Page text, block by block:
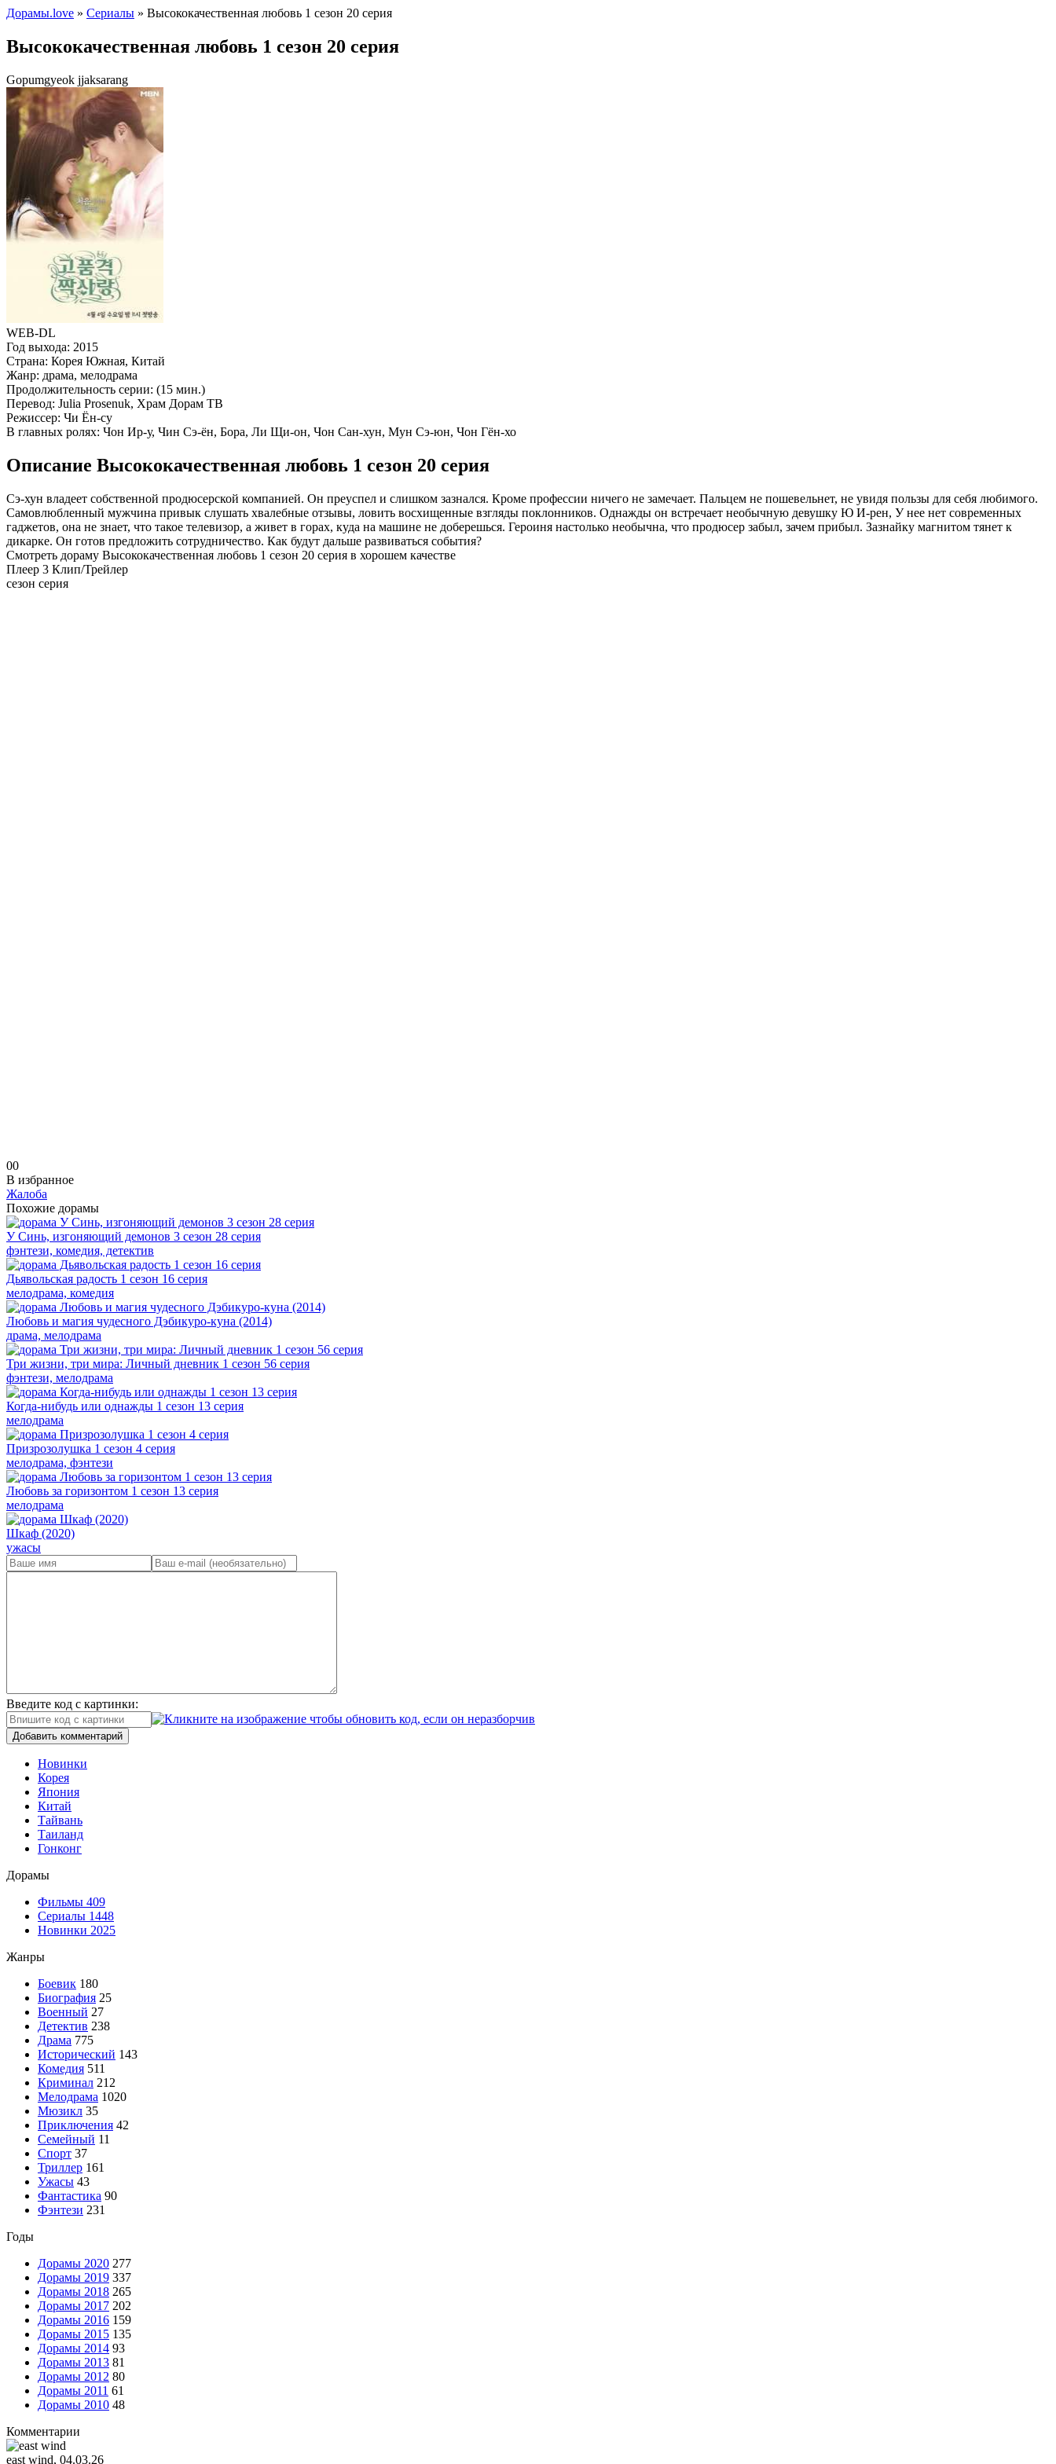
Дорамы.love » Сериалы » Высококачественная любовь 1 сезон 20 серия
Высококачественная любовь 1 сезон 20 серия
Gopumgyeok jjaksarang
WEB-DL
Год выхода: 2015
Страна: Корея Южная, Китай
Жанр: драма, мелодрама
Продолжительность серии: (15 мин.)
Перевод: Julia Prosenuk, Храм Дорам ТВ
Режиссер: Чи Ён-су
В главных ролях: Чон Ир-у, Чин Сэ-ён, Бора, Ли Щи-он, Чон Сан-хун, Мун Сэ-юн, Чон Гён-хо
Описание Высококачественная любовь 1 сезон 20 серия
Сэ-хун владеет собственной продюсерской компанией. Он преуспел и слишком зазнался. Кроме профессии ничего не замечает. Пальцем не пошевельнет, не увидя пользы для себя любимого.
Самовлюбленный мужчина привык слушать хвалебные отзывы, ловить восхищенные взгляды поклонников. Однажды он встречает необычную девушку Ю И-рен, У нее нет современных
гаджетов, она не знает, что такое телевизор, а живет в горах, куда на машине не доберешься. Героиня настолько необычна, что продюсер забыл, зачем прибыл. Зазнайку магнитом тянет к
дикарке. Он готов предложить сотрудничество. Как будут дальше развиваться события?
Смотреть дораму Высококачественная любовь 1 сезон 20 серия в хорошем качестве
Плеер 3 Клип/Трейлер
сезон серия
00
В избранное
Жалоба
Похожие дорамы
У Синь, изгоняющий демонов 3 сезон 28 серия
фэнтези, комедия, детектив
Дьявольская радость 1 сезон 16 серия
мелодрама, комедия
Любовь и магия чудесного Дэбикуро-куна (2014)
драма, мелодрама
Три жизни, три мира: Личный дневник 1 сезон 56 серия
фэнтези, мелодрама
Когда-нибудь или однажды 1 сезон 13 серия
мелодрама
Призрозолушка 1 сезон 4 серия
мелодрама, фэнтези
Любовь за горизонтом 1 сезон 13 серия
мелодрама
Шкаф (2020)
ужасы
Введите код с картинки:
Добавить комментарий
Новинки
Корея
Япония
Китай
Тайвань
Таиланд
Гонконг
Дорамы
Фильмы 409
Сериалы 1448
Новинки 2025
Жанры
Боевик 180
Биография 25
Военный 27
Детектив 238
Драма 775
Исторический 143
Комедия 511
Криминал 212
Мелодрама 1020
Мюзикл 35
Приключения 42
Семейный 11
Спорт 37
Триллер 161
Ужасы 43
Фантастика 90
Фэнтези 231
Годы
Дорамы 2020 277
Дорамы 2019 337
Дорамы 2018 265
Дорамы 2017 202
Дорамы 2016 159
Дорамы 2015 135
Дорамы 2014 93
Дорамы 2013 81
Дорамы 2012 80
Дорамы 2011 61
Дорамы 2010 48
Комментарии
east wind, 04.03.26